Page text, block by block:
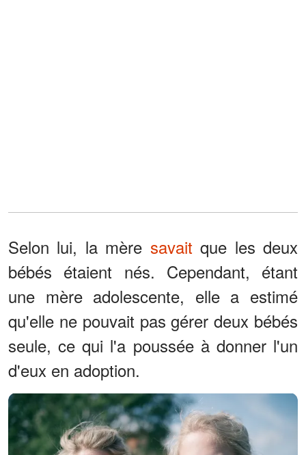
Selon lui, la mère savait que les deux
bébés étaient nés. Cependant, étant
une mère adolescente, elle a estimé
qu'elle ne pouvait pas gérer deux bébés
seule, ce qui l'a poussée à donner l'un
d'eux en adoption.